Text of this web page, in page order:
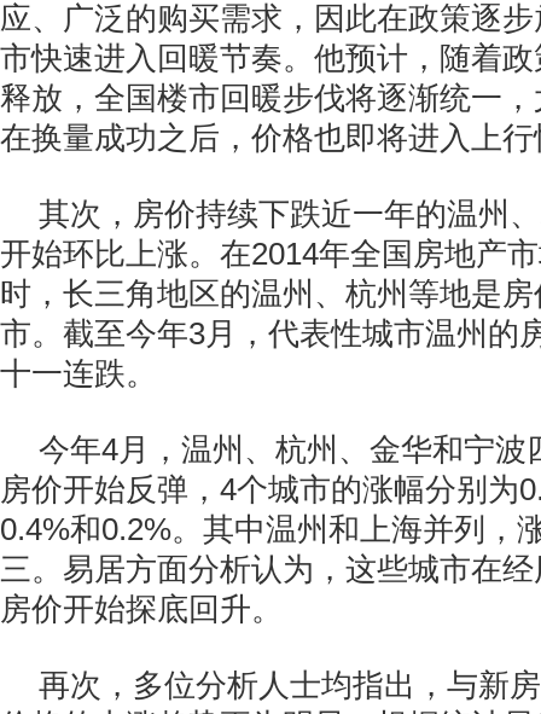
应、广泛的购买需求，因此在政策逐
市快速进入回暖节奏。他预计，随着
释放，全国楼市回暖步伐将逐渐统一
在换量成功之后，价格也即将进入上
其次，房价持续下跌近一年的温州
开始环比上涨。在2014年全国房地产
时，长三角地区的温州、杭州等地是
市。截至今年3月，代表性城市温州的
十一连跌。
今年4月，温州、杭州、金华和宁波
房价开始反弹，4个城市的涨幅分别为
0.4%和0.2%。其中温州和上海并列，
三。易居方面分析认为，这些城市在
房价开始探底回升。
再次，多位分析人士均指出，与新